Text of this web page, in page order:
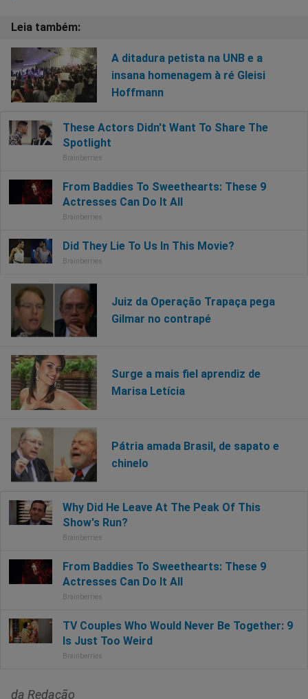
A ditadura petista na UNB e a
insana homenagem à ré Gleisi
Hoffmann
Juiz da Operação Trapaça pega
Gilmar no contrapé
Surge a mais fiel aprendiz de
Marisa Letícia
Pátria amada Brasil, de sapato e
chinelo
da Redação